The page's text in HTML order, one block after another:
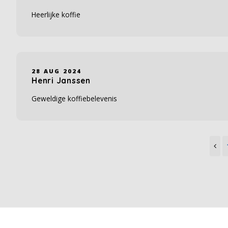
Heerlijke koffie
28 AUG 2024
Henri Janssen
Geweldige koffiebelevenis